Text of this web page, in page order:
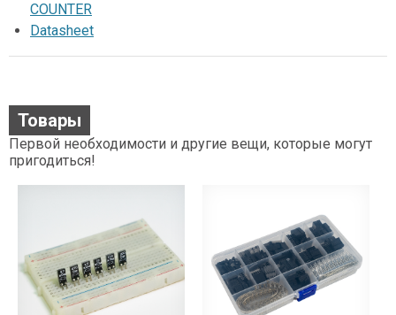
COUNTER
Datasheet
Товары
Первой необходимости и другие вещи, которые могут
пригодиться!